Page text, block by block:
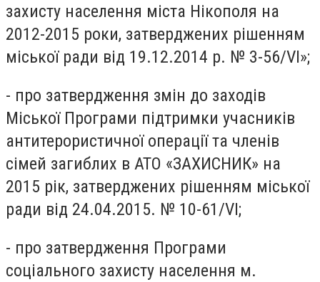
захисту населення міста Нікополя на
2012-2015 роки, затверджених рішенням
міської ради від 19.12.2014 р. № 3-56/VI»;
- про затвердження змін до заходів
Міської Програми підтримки учасників
антитерористичної операції та членів
сімей загиблих в АТО «ЗАХИСНИК» на
2015 рік, затверджених рішенням міської
ради від 24.04.2015. № 10-61/VI;
- про затвердження Програми
соціального захисту населення м.